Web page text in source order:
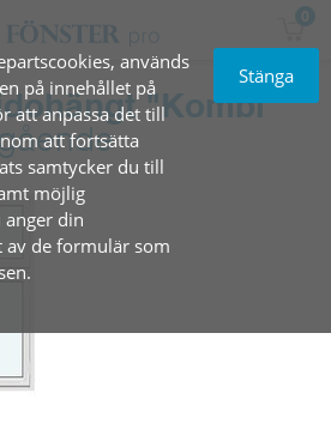
används
på innehållet på
att anpassa det till
att fortsätta
samtycker du till
möjlig
din
de formulär som
Stänga
0
"Kombi"